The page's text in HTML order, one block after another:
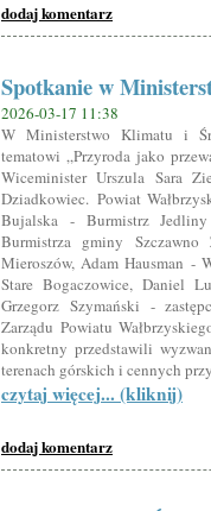
dodaj komentarz
Spotkanie w
2026-03-17 11:38
W Ministerstwo Klimatu i
tematowi „Przyroda jako
Wiceminister Urszula Sara
Dziadkowiec. Powiat
Bujalska - Burmistrz
Burmistrza gminy
Mieroszów, Adam Hausman -
Stare Bogaczowice, Daniel
Grzegorz Szymański -
Zarządu Powiatu
konkretny przedstawili
terenach górskich i cennych
czytaj więcej... (kliknij)
dodaj komentarz